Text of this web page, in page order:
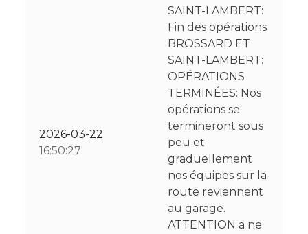
2026-03-22
16:50:27
SAINT-LAMBERT:
Fin des opérations
BROSSARD ET
SAINT-LAMBERT:
OPÉRATIONS
TERMINÉES: Nos
opérations se
termineront sous
peu et
graduellement
nos équipes sur la
route reviennent
au garage.
ATTENTION a ne